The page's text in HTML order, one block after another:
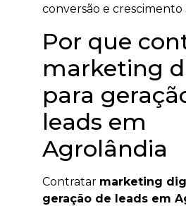
conversão e crescimento
Por que
marketing
para
leads em
Agrolândia
Contratar marketing
geração de leads em